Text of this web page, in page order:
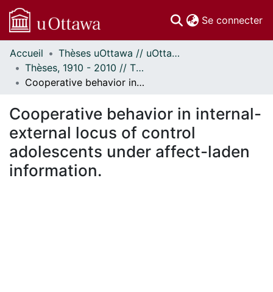
Se connecter
Communautés
et collections
Parcourir
À propos
Accueil
Thèses uOttawa // uOttawa Theses
Thèses, 1910 - 2010 // Theses, 1910 - 2010
Cooperative behavior in internal-external locus of control adolescents under affect-laden information.
Cooperative behavior in internal-
external locus of control
adolescents under affect-laden
information.